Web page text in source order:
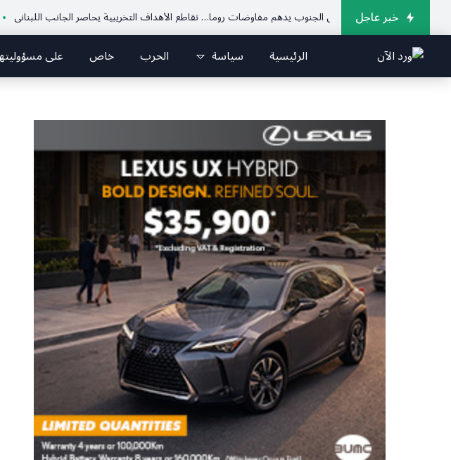
خبر عاجل
تصعيد ميداني في الجنوب يدهم مفاوضات روما… تقاطع الأهداف التخريبية يحاصر الجانب اللبناني
الرئيسية سياسة الحرب خاص على